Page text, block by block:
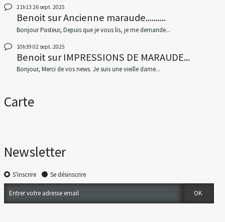
21h13 26 sept. 2025
BenoitsurAncienne maraude..........
Bonjour Pasteur, Depuis que je vous lis, je me demande...
10h39 02 sept. 2025
BenoitsurIMPRESSIONS DE MARAUDE...
Bonjour, Merci de vos news. Je suis une vieille dame...
Carte
Newsletter
S'inscrire Se désinscrire